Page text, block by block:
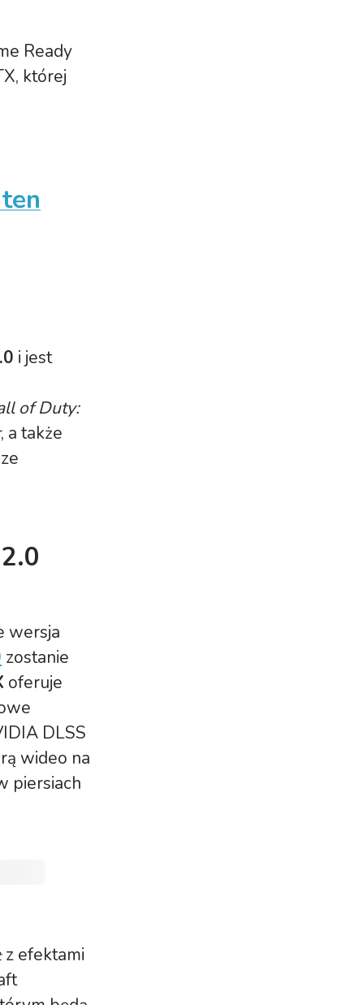
Ready
której
i jest
of Duty:
, a także
wersja
zostanie
oferuje
DLSS
wideo na
piersiach
z efektami